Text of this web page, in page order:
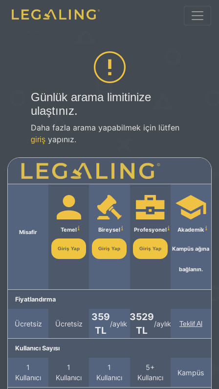
Günlük arama limitinize
ulaştınız.
Daha fazla arama yapabilmek için lütfen
giriş yapınız.
Misafir Temel
Giriş Yap
Bireysel
Giriş Yap
Profesyonel
Giriş Yap
Akademik
Kampüs ağına
bağlanın.
Fiyatlandırma
Ücretsiz Ücretsiz
359
TL
/aylık
3529
TL
/aylık Teklif Al
Kullanıcı Sayısı
1
Kullanıcı
1
Kullanıcı
1
Kullanıcı
5+
Kullanıcı
Kampüs